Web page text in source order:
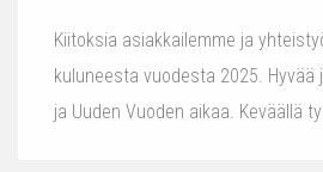
Kiitoksia asiakkailemme ja
kuluneesta vuodesta 2025. Hyvää
ja Uuden Vuoden aikaa. Keväällä